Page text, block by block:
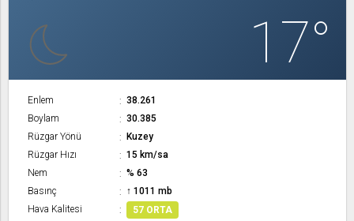
17°
Enlem
38.261
Boylam
30.385
Rüzgar Yönü
Kuzey
Rüzgar Hızı
15 km/sa
Nem
% 63
Basınç
↑ 1011 mb
Hava Kalitesi
57 ORTA